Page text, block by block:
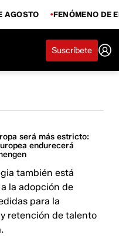
AGOSTO FENÓMENO DE
Suscríbete
será más estricto:
endurecerá
también está
la adopción de
para la
retención de talento